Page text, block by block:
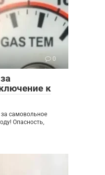
0
к
самовольное
Опасность,